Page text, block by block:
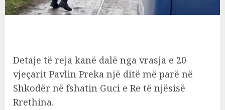
Detaje të reja kanë dalë nga vrasja e 20
vjeçarit Pavlin Preka një ditë më parë në
Shkodër në fshatin Guci e Re të njësisë
Rrethina.